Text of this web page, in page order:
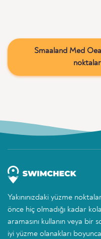
Smaaland Med
Yakınınızdaki yüzme
önce hiç olmadığı kadar
aramasını kullanın veya
iyi yüzme olanakları